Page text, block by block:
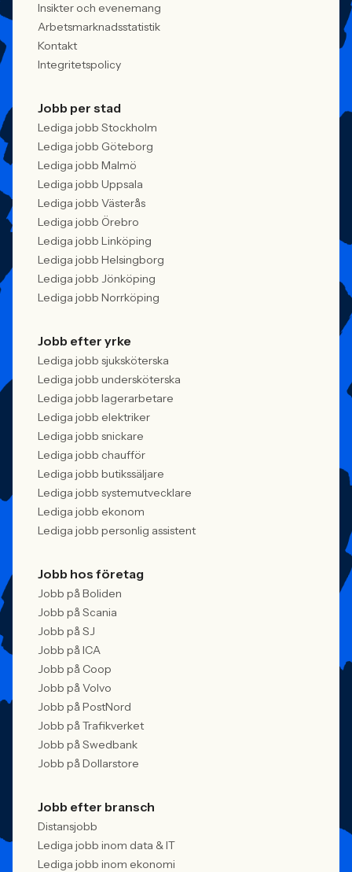
Insikter och evenemang
Arbetsmarknadsstatistik
Kontakt
Integritetspolicy
Jobb per stad
Lediga jobb Stockholm
Lediga jobb Göteborg
Lediga jobb Malmö
Lediga jobb Uppsala
Lediga jobb Västerås
Lediga jobb Örebro
Lediga jobb Linköping
Lediga jobb Helsingborg
Lediga jobb Jönköping
Lediga jobb Norrköping
Jobb efter yrke
Lediga jobb sjuksköterska
Lediga jobb undersköterska
Lediga jobb lagerarbetare
Lediga jobb elektriker
Lediga jobb snickare
Lediga jobb chaufför
Lediga jobb butikssäljare
Lediga jobb systemutvecklare
Lediga jobb ekonom
Lediga jobb personlig assistent
Jobb hos företag
Jobb på Boliden
Jobb på Scania
Jobb på SJ
Jobb på ICA
Jobb på Coop
Jobb på Volvo
Jobb på PostNord
Jobb på Trafikverket
Jobb på Swedbank
Jobb på Dollarstore
Jobb efter bransch
Distansjobb
Lediga jobb inom data & IT
Lediga jobb inom ekonomi